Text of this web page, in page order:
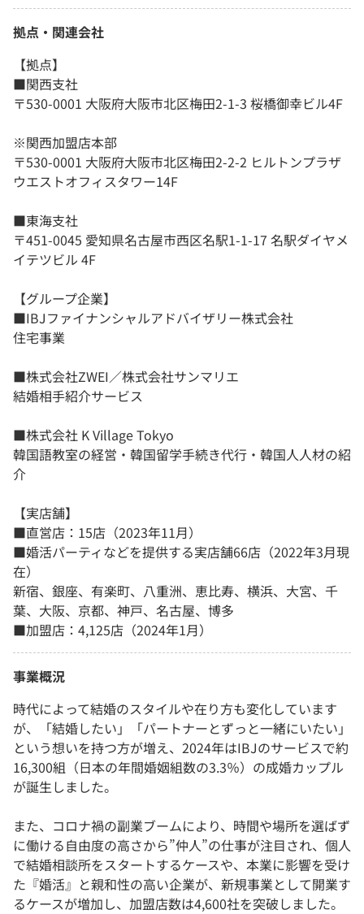
拠点・関連会社
【拠点】
■関西支社
〒530-0001 大阪府大阪市北区梅田2-1-3 桜橋御幸ビル4F
※関西加盟店本部
〒530-0001 大阪府大阪市北区梅田2-2-2 ヒルトンプラザ
ウエストオフィスタワー14F
■東海支社
〒451-0045 愛知県名古屋市西区名駅1-1-17 名駅ダイヤメ
イテツビル 4F
【グループ企業】
■IBJファイナンシャルアドバイザリー株式会社
住宅事業
■株式会社ZWEI／株式会社サンマリエ
結婚相手紹介サービス
■株式会社 K Village Tokyo
韓国語教室の経営・韓国留学手続き代行・韓国人人材の紹
介
【実店舗】
■直営店：15店（2023年11月）
■婚活パーティなどを提供する実店舗66店（2022年3月現
在）
新宿、銀座、有楽町、八重洲、恵比寿、横浜、大宮、千
葉、大阪、京都、神戸、名古屋、博多
■加盟店：4,125店（2024年1月）
事業概況
時代によって結婚のスタイルや在り方も変化しています
が、「結婚したい」「パートナーとずっと一緒にいたい」
という想いを持つ方が増え、2024年はIBJのサービスで約
16,300組（日本の年間婚姻組数の3.3％）の成婚カップル
が誕生しました。
また、コロナ禍の副業ブームにより、時間や場所を選ばず
に働ける自由度の高さから”仲人”の仕事が注目され、個人
で結婚相談所をスタートするケースや、本業に影響を受け
た『婚活』と親和性の高い企業が、新規事業として開業す
るケースが増加し、加盟店数は4,600社を突破しました。